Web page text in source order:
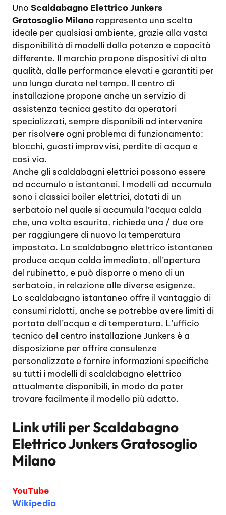
Uno Scaldabagno Elettrico Junkers
Gratosoglio Milano rappresenta una scelta
ideale per qualsiasi ambiente, grazie alla vasta
disponibilità di modelli dalla potenza e capacità
differente. Il marchio propone dispositivi di alta
qualità, dalle performance elevati e garantiti per
una lunga durata nel tempo. Il centro di
installazione propone anche un servizio di
assistenza tecnica gestito da operatori
specializzati, sempre disponibili ad intervenire
per risolvere ogni problema di funzionamento:
blocchi, guasti improvvisi, perdite di acqua e
così via.
Anche gli scaldabagni elettrici possono essere
ad accumulo o istantanei. I modelli ad accumulo
sono i classici boiler elettrici, dotati di un
serbatoio nel quale si accumula l’acqua calda
che, una volta esaurita, richiede una / due ore
per raggiungere di nuovo la temperatura
impostata. Lo scaldabagno elettrico istantaneo
produce acqua calda immediata, all’apertura
del rubinetto, e può disporre o meno di un
serbatoio, in relazione alle diverse esigenze.
Lo scaldabagno istantaneo offre il vantaggio di
consumi ridotti, anche se potrebbe avere limiti di
portata dell’acqua e di temperatura. L’ufficio
tecnico del centro installazione Junkers è a
disposizione per offrire consulenze
personalizzate e fornire informazioni specifiche
su tutti i modelli di scaldabagno elettrico
attualmente disponibili, in modo da poter
trovare facilmente il modello più adatto.
Link utili perScaldabagno
Elettrico Junkers Gratosoglio
Milano
YouTube
Wikipedia